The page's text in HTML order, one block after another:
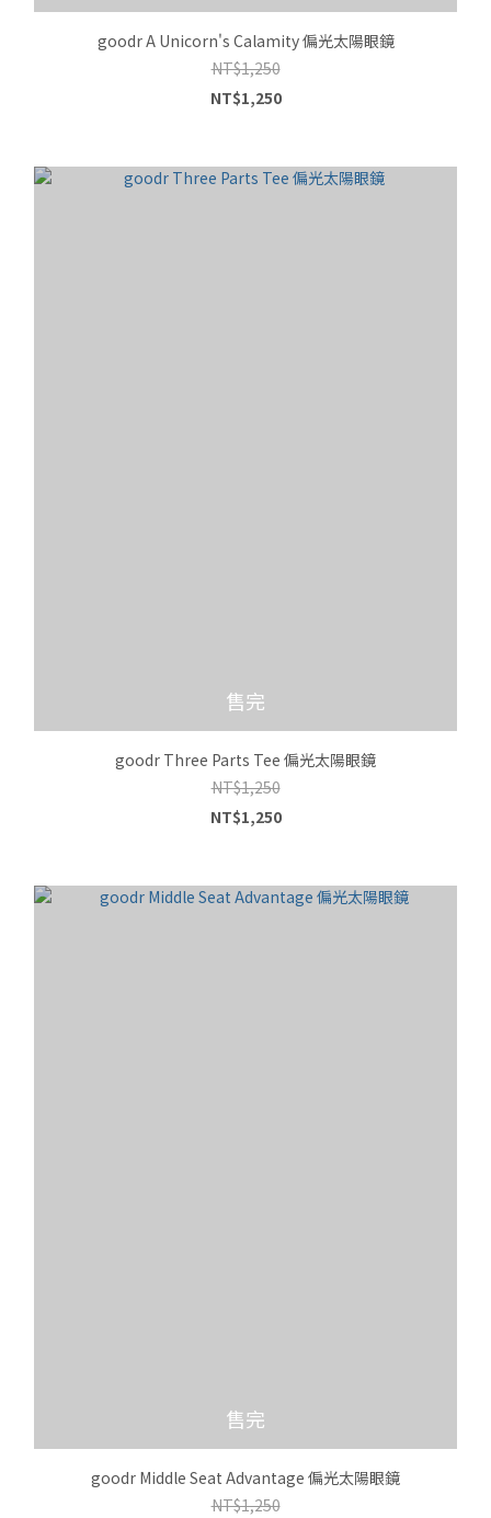
goodr A Unicorn's Calamity 偏光太陽眼鏡
NT$1,250
NT$1,250
售完
goodr Three Parts Tee 偏光太陽眼鏡
NT$1,250
NT$1,250
售完
goodr Middle Seat Advantage 偏光太陽眼鏡
NT$1,250